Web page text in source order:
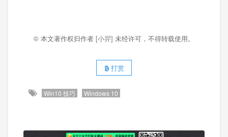
© 本文著作权归作者 [小羿] 未经许可，不得转载使用。
打赏
Win10 技巧 Windows 10